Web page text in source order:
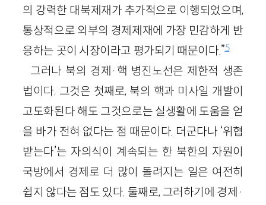
의 강력한 대북제재가 추가적으로 이행되었으며,
통상적으로 외부의 경제제재에 가장 민감하게 반
응하는 곳이 시장이라고 평가되기 때문이다.”5
그러나 북의 경제·핵 병진노선은 제한적 생존
법이다. 그것은 첫째로, 북의 핵과 미사일 개발이
고도화된다 해도 그것으로는 실생활에 도움을 얻
을 바가 전혀 없다는 점 때문이다. 더군다나 ‘위협
받는다’는 자의식이 계속되는 한 북한의 자원이
국방에서 경제로 더 많이 돌려지는 일은 여전히
쉽지 않다는 점도 있다. 둘째로, 그러하기에 경제·